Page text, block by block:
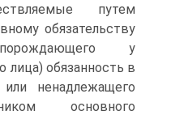
путем
обязательству
порождающего у
лица) обязанность в
или ненадлежащего
основного